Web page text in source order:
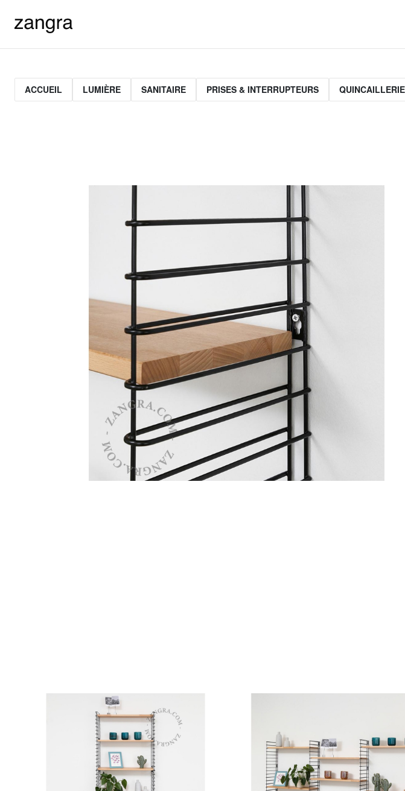
ACCUEIL LUMIÈRE SANITAIRE PRISES & INTERRUPTEURS QUINCAILLERIE